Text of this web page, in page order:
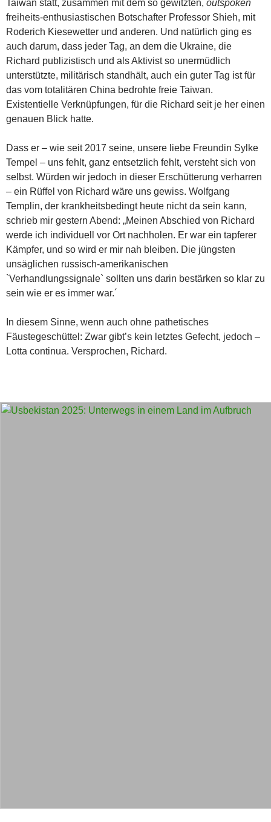
Taiwan statt, zusammen mit dem so gewitzten, outspoken
freiheits-enthusiastischen Botschafter Professor Shieh, mit
Roderich Kiesewetter und anderen. Und natürlich ging es
auch darum, dass jeder Tag, an dem die Ukraine, die
Richard publizistisch und als Aktivist so unermüdlich
unterstützte, militärisch standhält, auch ein guter Tag ist für
das vom totalitären China bedrohte freie Taiwan.
Existentielle Verknüpfungen, für die Richard seit je her einen
genauen Blick hatte.
Dass er – wie seit 2017 seine, unsere liebe Freundin Sylke
Tempel – uns fehlt, ganz entsetzlich fehlt, versteht sich von
selbst. Würden wir jedoch in dieser Erschütterung verharren
– ein Rüffel von Richard wäre uns gewiss. Wolfgang
Templin, der krankheitsbedingt heute nicht da sein kann,
schrieb mir gestern Abend: „Meinen Abschied von Richard
werde ich individuell vor Ort nachholen. Er war ein tapferer
Kämpfer, und so wird er mir nah bleiben. Die jüngsten
unsäglichen russisch-amerikanischen
`Verhandlungssignale` sollten uns darin bestärken so klar zu
sein wie er es immer war.´
In diesem Sinne, wenn auch ohne pathetisches
Fäustegeschüttel: Zwar gibt’s kein letztes Gefecht, jedoch –
Lotta continua. Versprochen, Richard.